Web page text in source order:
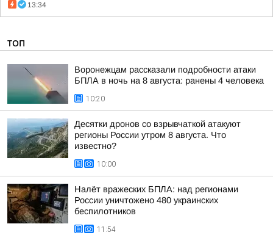
13:34
ТОП
Воронежцам рассказали подробности атаки
БПЛА в ночь на 8 августа: ранены 4 человека
10:20
Десятки дронов со взрывчаткой атакуют
регионы России утром 8 августа. Что
известно?
10:00
Налёт вражеских БПЛА: над регионами
России уничтожено 480 украинских
беспилотников
11:54